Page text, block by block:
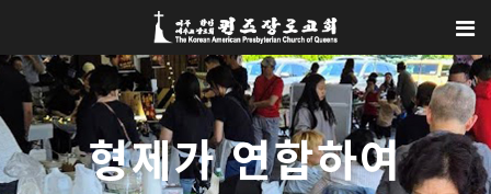
형제가 연합하여